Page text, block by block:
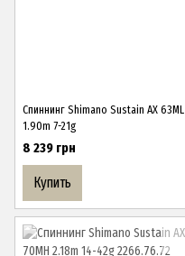
Спиннинг Shimano Sustain AX 63ML
1.90m 7-21g
8 239 грн
Купить